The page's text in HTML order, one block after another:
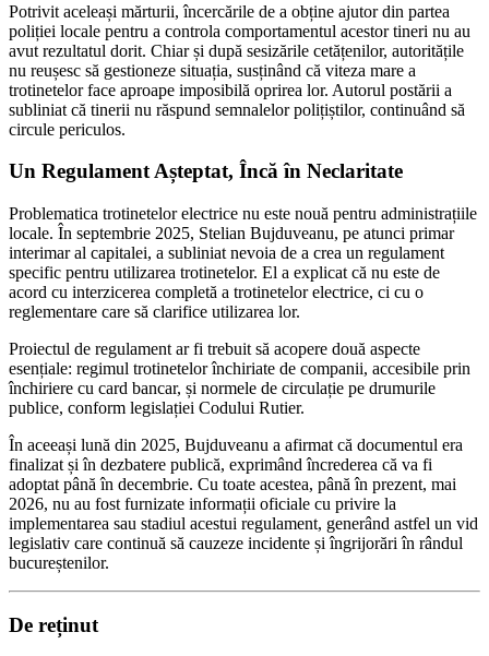
Potrivit aceleași mărturii, încercările de a obține ajutor din partea
poliției locale pentru a controla comportamentul acestor tineri nu au
avut rezultatul dorit. Chiar și după sesizările cetățenilor, autoritățile
nu reușesc să gestioneze situația, susținând că viteza mare a
trotinetelor face aproape imposibilă oprirea lor. Autorul postării a
subliniat că tinerii nu răspund semnalelor polițiștilor, continuând să
circule periculos.
Un Regulament Așteptat, Încă în Neclaritate
Problematica trotinetelor electrice nu este nouă pentru administrațiile
locale. În septembrie 2025, Stelian Bujduveanu, pe atunci primar
interimar al capitalei, a subliniat nevoia de a crea un regulament
specific pentru utilizarea trotinetelor. El a explicat că nu este de
acord cu interzicerea completă a trotinetelor electrice, ci cu o
reglementare care să clarifice utilizarea lor.
Proiectul de regulament ar fi trebuit să acopere două aspecte
esențiale: regimul trotinetelor închiriate de companii, accesibile prin
închiriere cu card bancar, și normele de circulație pe drumurile
publice, conform legislației Codului Rutier.
În aceeași lună din 2025, Bujduveanu a afirmat că documentul era
finalizat și în dezbatere publică, exprimând încrederea că va fi
adoptat până în decembrie. Cu toate acestea, până în prezent, mai
2026, nu au fost furnizate informații oficiale cu privire la
implementarea sau stadiul acestui regulament, generând astfel un vid
legislativ care continuă să cauzeze incidente și îngrijorări în rândul
bucureștenilor.
De reținut